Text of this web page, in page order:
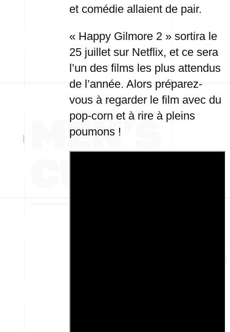
et comédie allaient de pair.
« Happy Gilmore 2 » sortira le
25 juillet sur Netflix, et ce sera
l’un des films les plus attendus
de l’année. Alors préparez-
vous à regarder le film avec du
pop-corn et à rire à pleins
poumons !